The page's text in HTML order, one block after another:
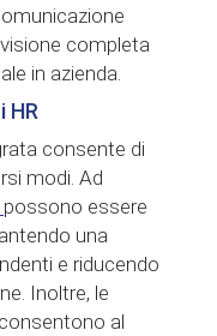
completa
in azienda.
HR
consente di
modi. Ad
possono essere
una
e riducendo
Inoltre, le
consentono al